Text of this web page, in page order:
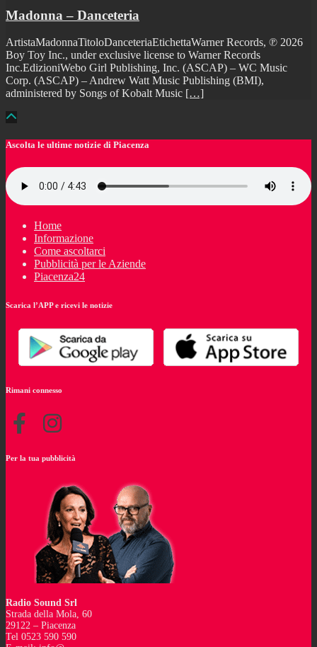
Madonna – Danceteria
ArtistaMadonnaTitoloDanceteriaEtichettaWarner Records, ℗ 2026
Boy Toy Inc., under exclusive license to Warner Records
Inc.EdizioniWebo Girl Publishing, Inc. (ASCAP) – WC Music
Corp. (ASCAP) – Andrew Watt Music Publishing (BMI),
administered by Songs of Kobalt Music […]
Ascolta le ultime notizie di Piacenza
Home
Informazione
Come ascoltarci
Pubblicità per le Aziende
Piacenza24
Scarica l’APP e ricevi le notizie
Rimani connesso
Per la tua pubblicità
Radio Sound Srl
Strada della Mola, 60
29122 – Piacenza
Tel 0523 590 590